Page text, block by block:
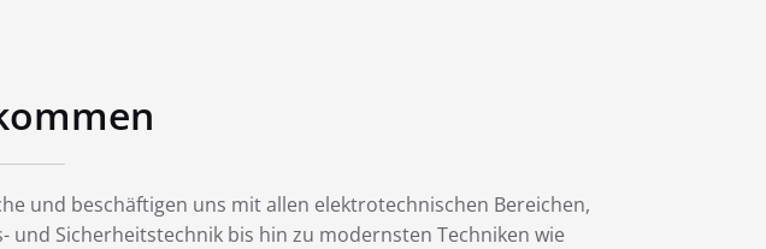
und beschäftigen uns mit allen elektrotechnischen Bereichen,
Sicherheitstechnik bis hin zu modernsten Techniken wie